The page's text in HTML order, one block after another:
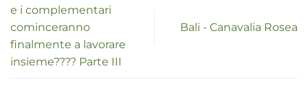
e i complementari
cominceranno
finalmente a lavorare
insieme???? Parte III
Bali - Canavalia Rosea